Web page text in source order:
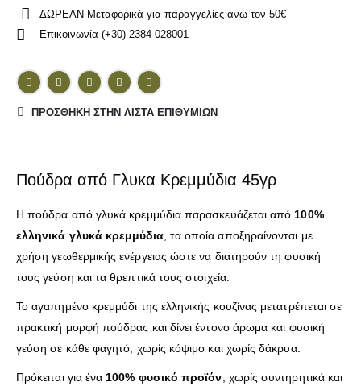
ΔΩΡΕΑΝ Μεταφορικά για παραγγελίες άνω τον 50€
Επικοινωνία (+30) 2384 028001
ΠΡΌΣΘΉΚΗ ΣΤΗΝ ΛΊΣΤΑ ΕΠΙΘΥΜΙΏΝ
Πούδρα από Γλυκα Κρεμμύδια 45γρ
Η πούδρα από γλυκά κρεμμύδια παρασκευάζεται από100%
ελληνικά γλυκά κρεμμύδια, τα οποία αποξηραίνονται με
χρήση γεωθερμικής ενέργειας ώστε να διατηρούν τη φυσική
τους γεύση και τα θρεπτικά τους στοιχεία.
Το αγαπημένο κρεμμύδι της ελληνικής κουζίνας μετατρέπεται σε
πρακτική μορφή πούδρας και δίνει έντονο άρωμα και φυσική
γεύση σε κάθε φαγητό, χωρίς κόψιμο και χωρίς δάκρυα.
Πρόκειται για ένα100% φυσικό προϊόν, χωρίς συντηρητικά και